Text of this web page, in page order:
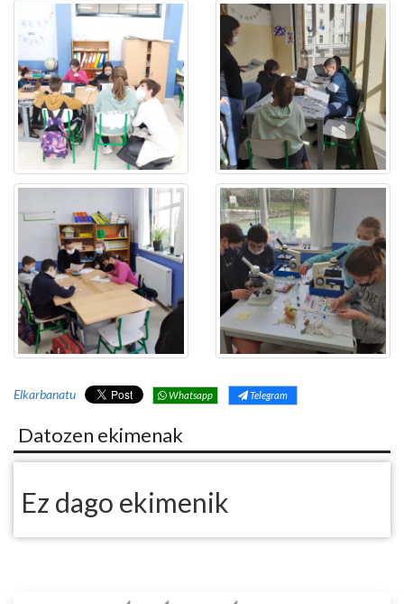
Elkarbanatu Whatsapp Telegram
Datozen ekimenak
Ez dago ekimenik